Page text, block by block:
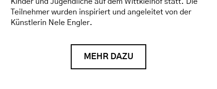
Teilnehmer wurden inspiriert und angeleitet von der
Künstlerin Nele Engler.
MEHR DAZU